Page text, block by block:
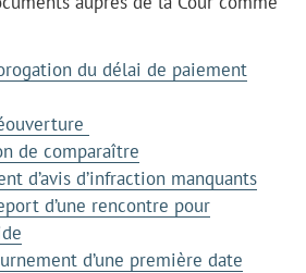
du délai de paiement
ouverture
de comparaître
d’avis d’infraction manquants
d’une rencontre pour
d’une première date